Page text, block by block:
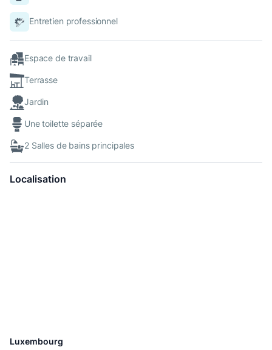
Entretien professionnel
Espace de travail
Terrasse
Jardin
Une toilette séparée
2 Salles de bains principales
Localisation
Luxembourg